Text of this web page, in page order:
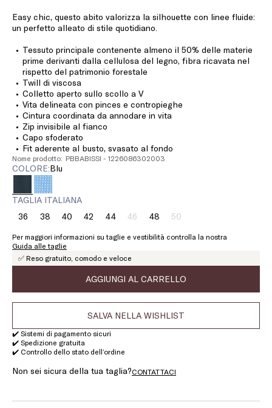
Easy chic, questo abito valorizza la silhouette con linee fluide:
un perfetto alleato di stile quotidiano.
Tessuto principale contenente almeno il 50% delle materie
prime derivanti dalla cellulosa del legno, fibra ricavata nel
rispetto del patrimonio forestale
Twill di viscosa
Colletto aperto sullo scollo a V
Vita delineata con pinces e contropieghe
Cintura coordinata da annodare in vita
Zip invisibile al fianco
Capo sfoderato
Fit aderente al busto, svasato al fondo
Nome prodotto: PBBABISSI - 1226086302003
COLORE: blu
TAGLIA ITALIANA
36Taglia:
38Taglia:
40Taglia:
42Taglia:
44Taglia:
44
46Taglia:
Prodotto
48Taglia:
48
50Taglia:
Prodotto
Per maggiori informazioni su taglie e vestibilità controlla la nostra
Guida alle taglie
✅ Reso gratuito, comodo e veloce
AGGIUNGI AL CARRELLO
SALVA NELLA WISHLIST
✔️ Sistemi di pagamento sicuri
✔️ Spedizione gratuita
✔️ Controllo dello stato dell’ordine
Non sei sicura della tua taglia?CONTATTACI